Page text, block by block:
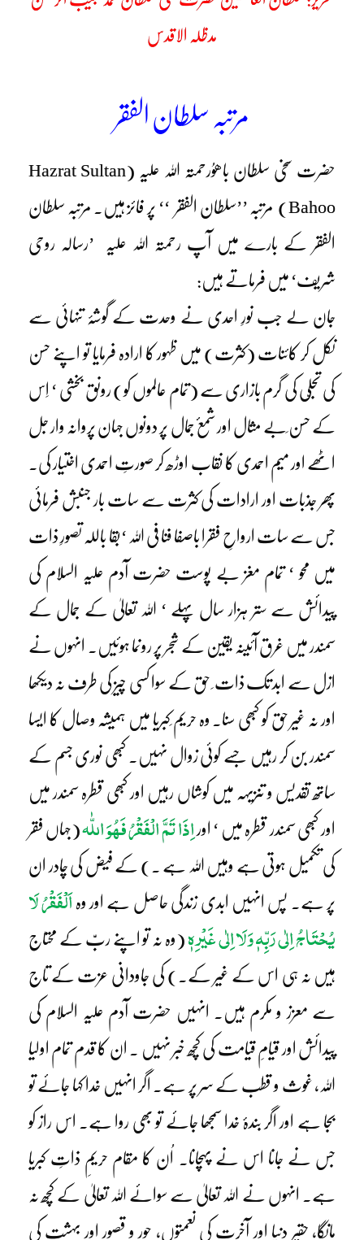
مدظلہ الاقدس
مرتبہ سلطان الفقر
حضرت سخی سلطان باھوُرحمتہ اللہ علیہ (Hazrat Sultan
Bahoo) مرتبہ ’’سلطان الفقر ‘‘ پر فائز ہیں۔ مرتبہ سلطان
الفقر کے بارے میں آپ رحمتہ اللہ علیہ ’رسالہ روحی
شریف‘ میں فرماتے ہیں:
جان لے جب نورِ احدی نے وحدت کے گوشۂ تنہائی سے
نکل کر کائنات (کثرت) میں ظہور کا ارادہ فرمایا تو اپنے حسن
کی تجلّی کی گرم بازاری سے (تمام عالموں کو) رونق بخشی ‘ اِس
کے حسن ِبے مثال اور شمعٔ جمال پر دونوں جہان پروانہ وار جل
اٹھے اور میم احمدی کا نقاب اوڑھ کر صورتِ احمدی اختیار کی۔
پھر جذبات اور ارادات کی کثرت سے سات بار جنبش فرمائی
جس سے سات ارواحِ فقرا باصفا فنا فی اللہ ‘بقا باللہ تصورِ ذات
میں محو ‘ تمام مغز بے پوست حضرت آدم علیہ السلام کی
پیدائش سے ستر ہزار سال پہلے ‘ اللہ تعالیٰ کے جمال کے
سمندر میں غرق آئینہ یقین کے شجر پر رونما ہوئیں۔ انہوں نے
ازل سے ابد تک ذات ِ حق کے سوا کسی چیز کی طرف نہ دیکھا
اور نہ غیر حق کو کبھی سنا۔ وہ حریم ِکبریا میں ہمیشہ وصال کا ایسا
سمندر بن کر رہیں جسے کوئی زوال نہیں۔ کبھی نوری جسم کے
ساتھ تقدیس و تنزیہہ میں کوشاں رہیں اور کبھی قطرہ سمندر میں
اور کبھی سمندر قطرہ میں ‘ اور اِذَا تَمَّ الْفَقْرُ فَھُوَ اللّٰہ(جہاں فقر
کی تکمیل ہوتی ہے وہیں اللہ ہے ۔) کے فیض کی چادر ان
پر ہے۔ پس انہیں ابدی زندگی حاصل ہے اور وہ اَلْفَقْرُ لَا
یُحْتَاجُ اِلٰی رَبِّہٖ وَلَا اِلٰی غَیْرِہٖ (وہ نہ تو اپنے ربّ کے محتاج
ہیں نہ ہی اس کے غیر کے۔) کی جاودانی عزت کے تاج
سے معزز و مکرم ہیں۔ انہیں حضرت آدم علیہ السلام کی
پیدائش اور قیامِ قیامت کی کچھ خبر نہیں ۔ ان کا قدم تمام اولیا
اللہ، غوث و قطب کے سر پر ہے۔ اگر انہیں خدا کہا جائے تو
بجا ہے اور اگر بندۂ خدا سمجھا جائے تو بھی روا ہے۔ اس راز کو
جس نے جانا اس نے پہچانا۔ اُن کا مقام حریمِ ذاتِ کبریا
ہے۔ انہوں نے اللہ تعالیٰ سے سوائے اللہ تعالیٰ کے کچھ نہ
مانگا، حقیر دنیا اور آخرت کی نعمتوں، حور و قصور اور بہشت کی